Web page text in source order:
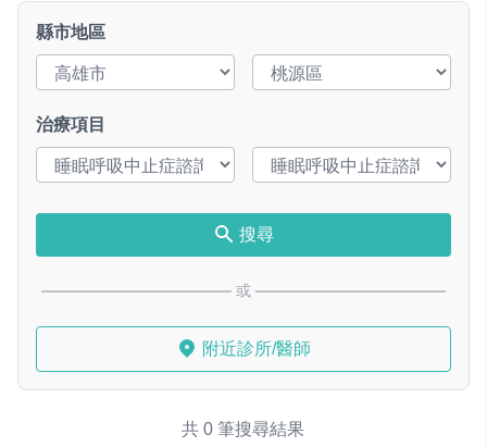
縣市地區
治療項目
搜尋
或
附近診所/醫師
共 0 筆搜尋結果